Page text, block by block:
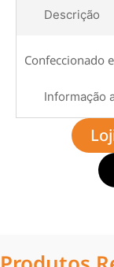
Descrição
Informação
Confeccionado